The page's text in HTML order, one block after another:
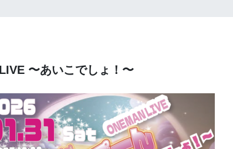
〜あいこでしょ！〜